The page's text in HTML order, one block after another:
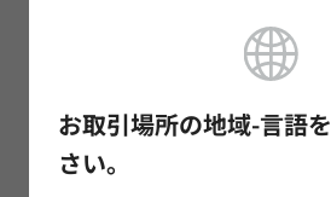
お取引場所の地域-言語
さい。
お問い合わせ